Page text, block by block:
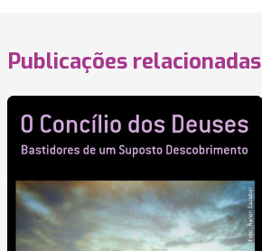
Publicações relacionadas